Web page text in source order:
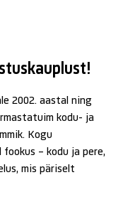
2002. aastal ning
kodu- ja
Kogu
– kodu ja pere,
mis päriselt